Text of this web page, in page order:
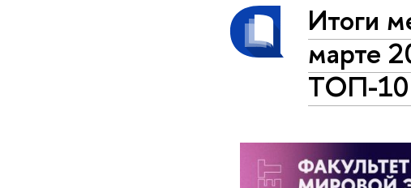
Итоги
марте
ТОП-10